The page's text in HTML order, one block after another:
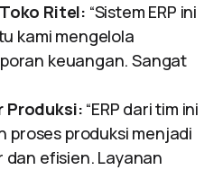
Ritel: “Sistem ERP ini
kami mengelola
keuangan. Sangat
Produksi: “ERP dari tim ini
proses produksi menjadi
efisien. Layanan